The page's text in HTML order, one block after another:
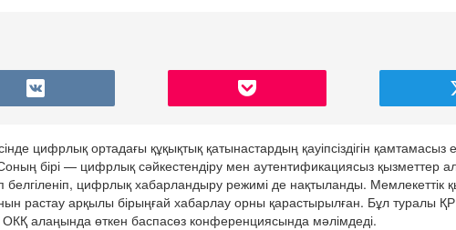
цифрлық ортадағы құқықтық қатынастардың қауіпсіздігін қамтамасыз
Соның бірі — цифрлық сәйкестендіру мен аутентификациясыз қызметтер
цифрлық хабарландыру режимі де нақтыланды. Мемлекеттік
растау арқылы бірыңғай хабарлау орны қарастырылған. Бұл туралы
алаңында өткен баспасөз конференциясында мәлімдеді.